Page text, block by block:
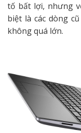
tố bất lợi, nhưng
biệt là các dòng cũ
không quá lớn.